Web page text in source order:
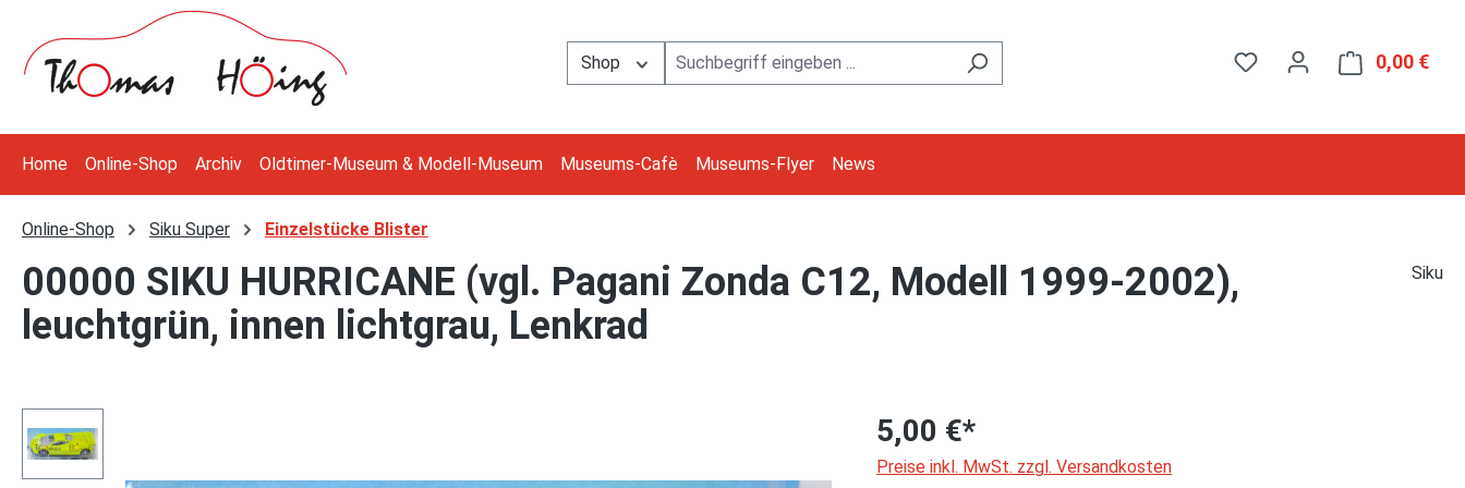
Hauptinhalt springen
Zur Suche springen
Zur Hauptnavigation springen
Shop
0,00 €
Home Online-Shop Archiv Oldtimer-Museum & Modell-Museum Museums-Cafè Museums-Flyer News
Online-Shop Siku Super Einzelstücke Blister
00000 SIKU HURRICANE (vgl. Pagani Zonda C12, Modell 1999-2002),
leuchtgrün, innen lichtgrau, Lenkrad
Siku
5,00 €*
Preise inkl. MwSt. zzgl. Versandkosten